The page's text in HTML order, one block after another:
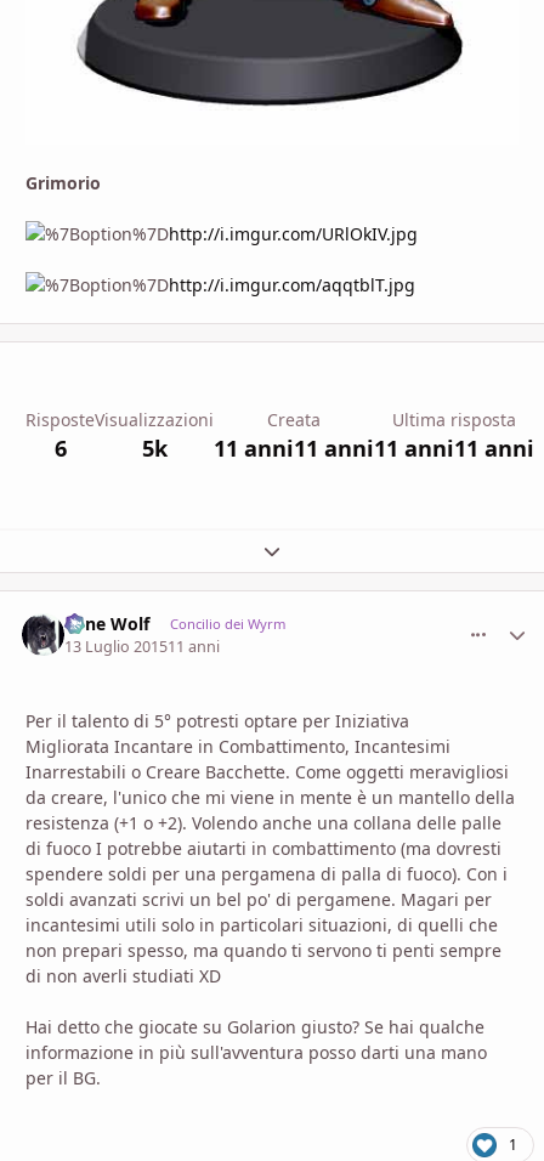
Grimorio
http://i.imgur.com/URlOkIV.jpg
http://i.imgur.com/aqqtblT.jpg
Risposte
6
Visualizzazioni
5k
Creata
11 anni11 anni
Ultima risposta
11 anni11 anni
Espandi panoramica del topic
Lone Wolf Concilio dei Wyrm
13 Luglio 201511 anni
Per il talento di 5° potresti optare per Iniziativa
Migliorata Incantare in Combattimento, Incantesimi
Inarrestabili o Creare Bacchette. Come oggetti meravigliosi
da creare, l'unico che mi viene in mente è un mantello della
resistenza (+1 o +2). Volendo anche una collana delle palle
di fuoco I potrebbe aiutarti in combattimento (ma dovresti
spendere soldi per una pergamena di palla di fuoco). Con i
soldi avanzati scrivi un bel po' di pergamene. Magari per
incantesimi utili solo in particolari situazioni, di quelli che
non prepari spesso, ma quando ti servono ti penti sempre
di non averli studiati XD
Hai detto che giocate su Golarion giusto? Se hai qualche
informazione in più sull'avventura posso darti una mano
per il BG.
1